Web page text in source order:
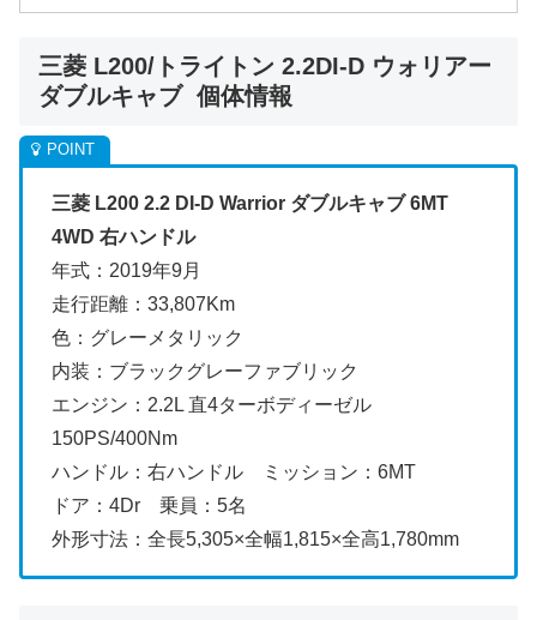
三菱 L200/トライトン 2.2DI-D ウォリアー
ダブルキャブ 個体情報
三菱 L200 2.2 DI-D Warrior ダブルキャブ 6MT
4WD 右ハンドル
年式：2019年9月
走行距離：33,807Km
色：グレーメタリック
内装：ブラックグレーファブリック
エンジン：2.2L 直4ターボディーゼル
150PS/400Nm
ハンドル：右ハンドル ミッション：6MT
ドア：4Dr 乗員：5名
外形寸法：全長5,305×全幅1,815×全高1,780mm